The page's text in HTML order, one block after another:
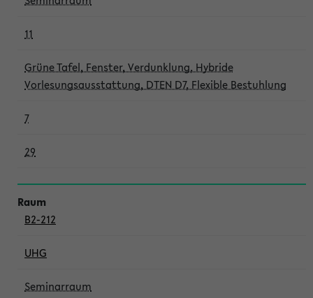
11
Grüne Tafel, Fenster, Verdunklung, Hybride
Vorlesungsausstattung, DTEN D7, Flexible Bestuhlung
7
29
B2-212
UHG
Seminarraum